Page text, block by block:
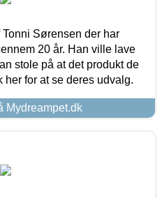
Tonni Sørensen der har
20 år. Han ville lave
stole på at det produkt de
her for at se deres udvalg.
Mydreampet.dk